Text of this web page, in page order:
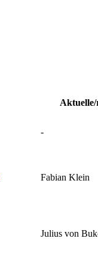
-
Fabian Klein
Julius von